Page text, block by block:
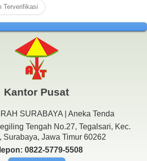
Terverifikasi
Kantor Pusat
SURABAYA | Aneka Tenda
Tengah No.27, Tegalsari, Kec.
Surabaya, Jawa Timur 60262
0822-5779-5508